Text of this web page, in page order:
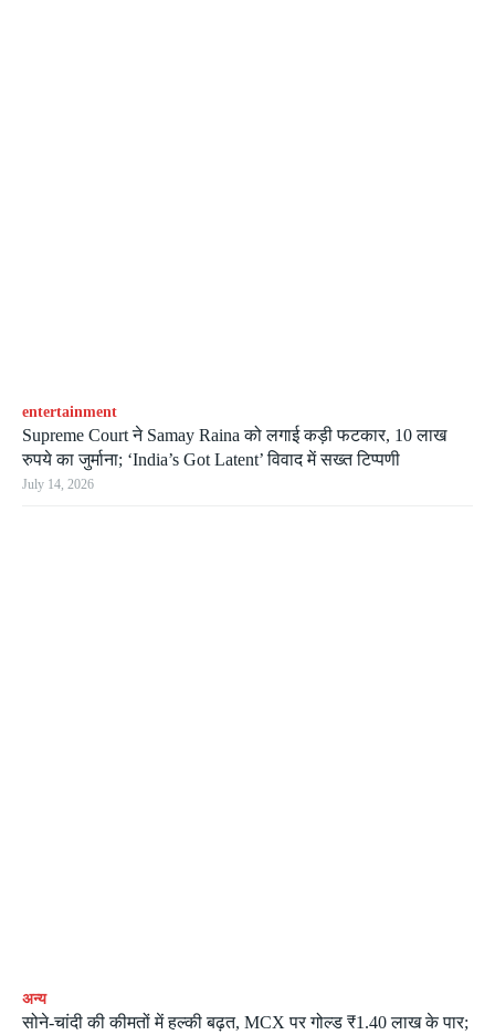
entertainment
Supreme Court ने Samay Raina को लगाई कड़ी फटकार, 10 लाख
रुपये का जुर्माना; ‘India’s Got Latent’ विवाद में सख्त टिप्पणी
July 14, 2026
अन्य
सोने-चांदी की कीमतों में हल्की बढ़त, MCX पर गोल्ड ₹1.40 लाख के पार;